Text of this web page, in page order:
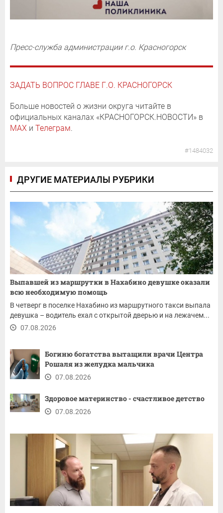
Пресс-служба администрации г.о. Красногорск
ЗАДАТЬ ВОПРОС ГЛАВЕ Г.О. КРАСНОГОРСК
Больше новостей о жизни округа читайте в
официальных каналах «КРАСНОГОРСК.НОВОСТИ» в
MAX и Телеграм.
#1484032
ДРУГИЕ МАТЕРИАЛЫ РУБРИКИ
Выпавшей из маршрутки в Нахабино девушке оказали
всю необходимую помощь
В четверг в поселке Нахабино из маршрутного такси выпала
девушка – водитель ехал с открытой дверью и на лежачем...
07.08.2026
Богиню богатства вытащили врачи Центра
Рошаля из желудка мальчика
07.08.2026
Здоровое материнство - счастливое детство
07.08.2026